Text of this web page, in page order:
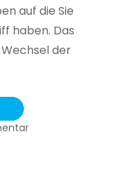
auf die Sie
haben. Das
der
zu